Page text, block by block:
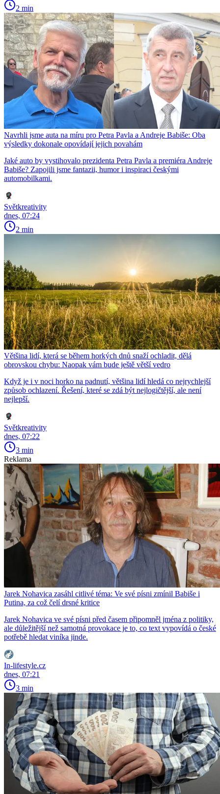
2 min
Navrhli jsme auta na míru pro Petra Pavla a Andreje Babiše: Oba
výsledky dokonale opovídají jejich povahám
Jaké auto by vystihovalo prezidenta Petra Pavla a premiéra Andreje
Babiše? Zapojili jsme fantazii, humor i inspiraci českými
automobilkami.
Světkreativity
dnes, 07:24
2 min
Většina lidí, která se během horkých dnů snaží ochladit, dělá
obrovskou chybu: Naopak vám bude ještě větší vedro
Když je i v noci horko na padnutí, většina lidí hledá co nejrychlejší
způsob ochlazení. Řešení, které se zdá být nejlogičtější, ale není
nejlepší.
Světkreativity
dnes, 07:22
3 min
Reklama
Jarek Nohavica zasáhl citlivé téma: Ve své písni zmínil Babiše i
Putina, za což čelí drsné kritice
Jarek Nohavica ve své písni před časem připomněl jména z politiky,
ale důležitější než samotná provokace je to, co text vypovídá o české
potřebě hledat viníka jinde.
In-lifestyle.cz
dnes, 07:21
3 min